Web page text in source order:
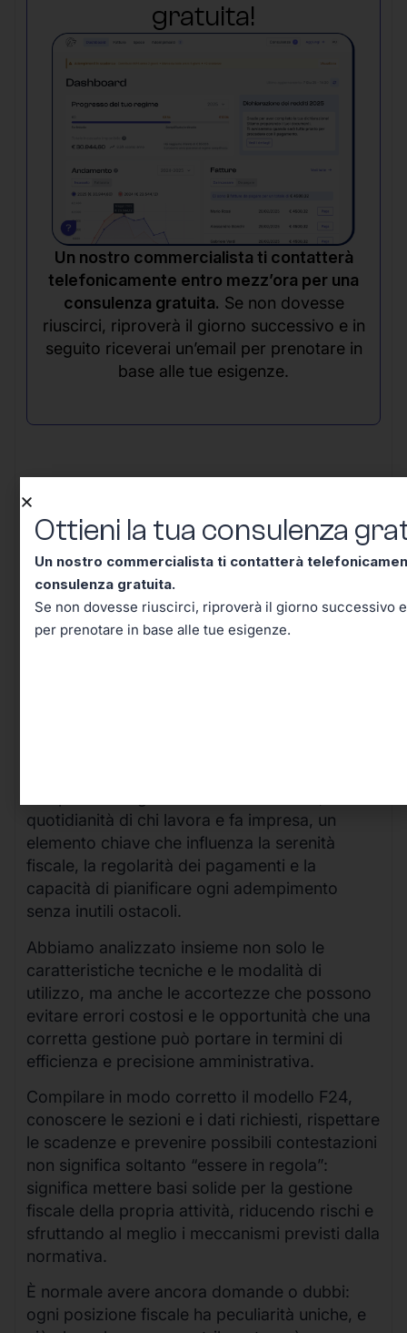
gratuita!
Un nostro commercialista ti contatterà
telefonicamente entro mezz’ora per una
consulenza gratuita. Se non dovesse
riuscirci, riproverà il giorno successivo e in
seguito riceverai un’email per prenotare in
base alle tue esigenze.
Conclusione – Tutto Quello
Che Dovevi Sapere Sul Codice
Tributo 2521, Adesso lo Sai!
quotidianità di chi lavora e fa impresa, un
elemento chiave che influenza la serenità
fiscale, la regolarità dei pagamenti e la
capacità di pianificare ogni adempimento
senza inutili ostacoli.
Abbiamo analizzato insieme non solo le
caratteristiche tecniche e le modalità di
utilizzo, ma anche le accortezze che possono
evitare errori costosi e le opportunità che una
corretta gestione può portare in termini di
efficienza e precisione amministrativa.
Compilare in modo corretto il modello F24,
conoscere le sezioni e i dati richiesti, rispettare
le scadenze e prevenire possibili contestazioni
non significa soltanto “essere in regola”:
significa mettere basi solide per la gestione
fiscale della propria attività, riducendo rischi e
sfruttando al meglio i meccanismi previsti dalla
normativa.
È normale avere ancora domande o dubbi:
ogni posizione fiscale ha peculiarità uniche, e
Ottieni la tua consulenza
Un nostro commercialista ti contatterà
consulenza gratuita.
Se non dovesse riuscirci, riproverà il giorno successivo
per prenotare in base alle tue esigenze.